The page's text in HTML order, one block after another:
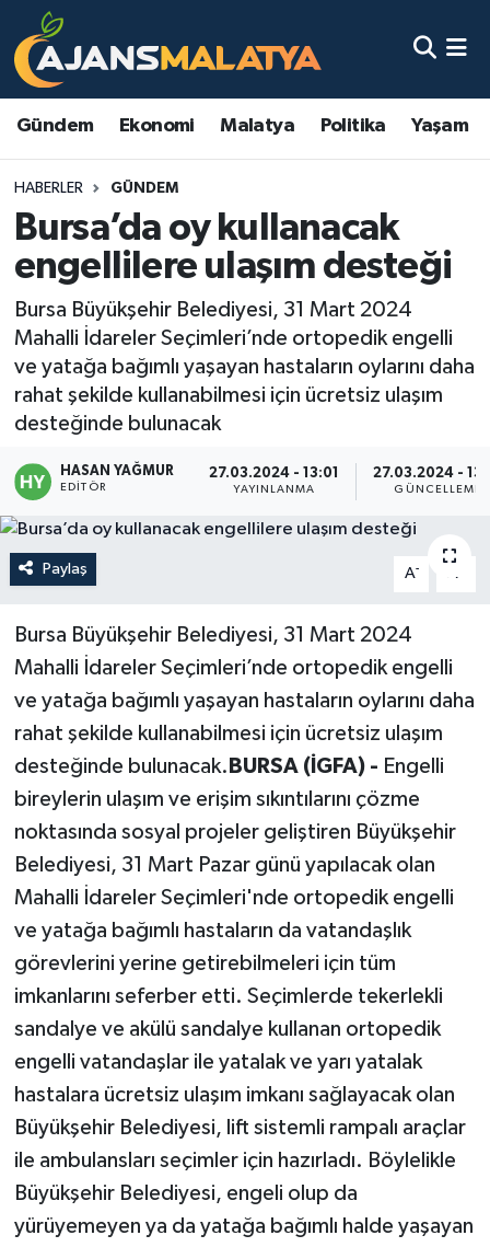
Gündem Ekonomi Malatya Politika Yaşam
HABERLER GÜNDEM
Bursa’da oy kullanacak
engellilere ulaşım desteği
Bursa Büyükşehir Belediyesi, 31 Mart 2024
Mahalli İdareler Seçimleri’nde ortopedik engelli
ve yatağa bağımlı yaşayan hastaların oylarını daha
rahat şekilde kullanabilmesi için ücretsiz ulaşım
desteğinde bulunacak
HASAN YAĞMUR
EDITÖR
27.03.2024 - 13:01
YAYINLANMA
27.03.2024 -
GÜNCELLEME
Paylaş A- A
Bursa Büyükşehir Belediyesi, 31 Mart 2024
Mahalli İdareler Seçimleri’nde ortopedik engelli
ve yatağa bağımlı yaşayan hastaların oylarını daha
rahat şekilde kullanabilmesi için ücretsiz ulaşım
desteğinde bulunacak. BURSA (İGFA) - Engelli
bireylerin ulaşım ve erişim sıkıntılarını çözme
noktasında sosyal projeler geliştiren Büyükşehir
Belediyesi, 31 Mart Pazar günü yapılacak olan
Mahalli İdareler Seçimleri'nde ortopedik engelli
ve yatağa bağımlı hastaların da vatandaşlık
görevlerini yerine getirebilmeleri için tüm
imkanlarını seferber etti. Seçimlerde tekerlekli
sandalye ve akülü sandalye kullanan ortopedik
engelli vatandaşlar ile yatalak ve yarı yatalak
hastalara ücretsiz ulaşım imkanı sağlayacak olan
Büyükşehir Belediyesi, lift sistemli rampalı araçlar
ile ambulansları seçimler için hazırladı. Böylelikle
Büyükşehir Belediyesi, engeli olup da
yürüyemeyen ya da yatağa bağımlı halde yaşayan
Asayiş
Eğitim
Ekonomi
Gündem
Kadın
Kültür & Sanat
Magazin
Politika
Sağlık
Spor
Teknoloji
Malatya Nöbetçi Eczaneler
Malatya Namaz Vakitleri
Malatya Trafik Yoğunluk Haritası
TFF 3.Lig 2.Grup Puan Durumu ve Fikstür
Tüm Manşetler
Son Dakika Haberleri
Haber Arşivi